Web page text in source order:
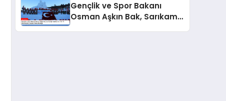
Açıklamalar
Gençlik ve Spor Bakanı
Osman Aşkın Bak, Sarıkamış